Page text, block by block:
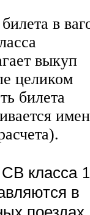
в
выкуп
целиком
билета
класса
в